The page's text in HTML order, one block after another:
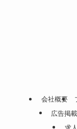
会社概要
広告掲